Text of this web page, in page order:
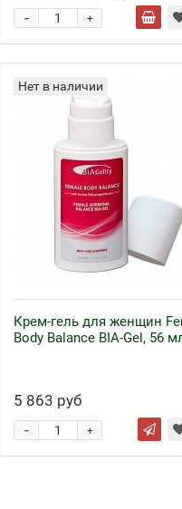
ЭМ-1 и удобрения
+
-
Нет в наличии
Крем-гель для женщин
Body Balance BIA-Gel, 56
5 863 руб
+
-